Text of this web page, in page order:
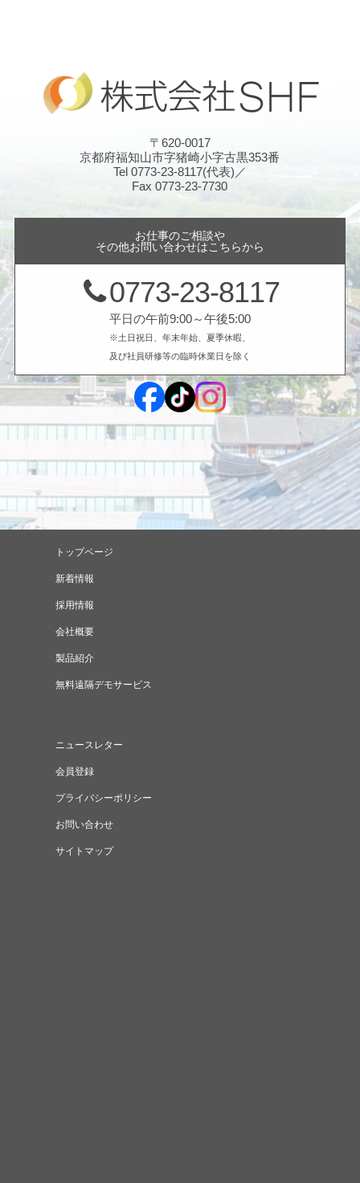
〒620-0017
京都府福知山市字猪崎小字古黒353番
Tel 0773-23-8117(代表)／
Fax 0773-23-7730
お仕事のご相談や
その他お問い合わせはこちらから
0773-23-8117
平日の午前9:00～午後5:00
※土日祝日、年末年始、夏季休暇、
及び社員研修等の臨時休業日を除く
トップページ
新着情報
採用情報
会社概要
製品紹介
無料遠隔デモサービス
ニュースレター
会員登録
プライバシーポリシー
お問い合わせ
サイトマップ